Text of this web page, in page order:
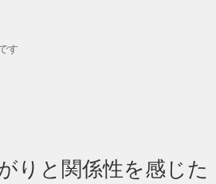
す
りと関係性を感じた